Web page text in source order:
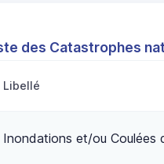
des Catastrophes
Libellé
Inondations et/ou Coulées